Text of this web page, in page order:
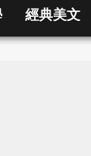
經典美文